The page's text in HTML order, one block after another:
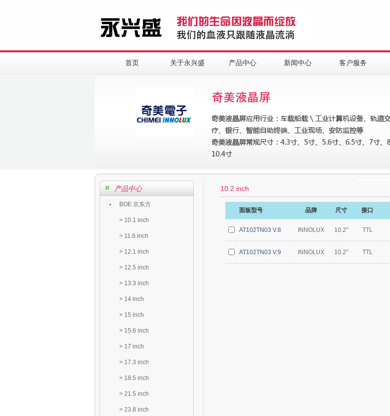
首页 关于永兴盛 产品中心 新闻中心 客户服务
产品中心
BOE 京东方
> 10.1 inch
> 11.6 inch
> 12.1 inch
> 12.5 inch
> 13.3 inch
> 14 inch
> 15 inch
> 15.6 inch
> 17 inch
> 17.3 inch
> 18.5 inch
> 21.5 inch
> 23.8 inch
10.2 inch
面板型号 品牌 尺寸 接口
AT102TN03 V.8 INNOLUX 10.2" TTL
AT102TN03 V.9 INNOLUX 10.2" TTL